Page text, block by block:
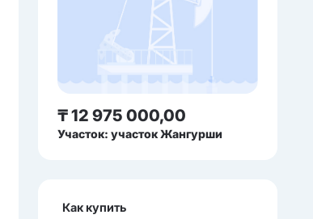
₸ 12 975 000,00
Участок: участок Жангурши
Как купить